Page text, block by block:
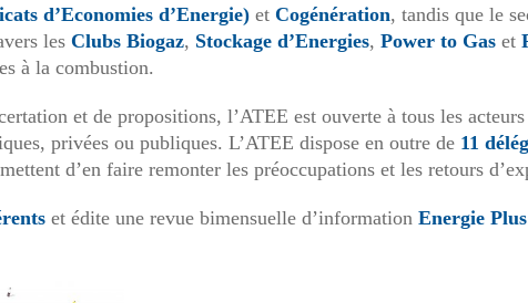
d’Economies d’Energie) et Cogénération, tandis que le
les Clubs Biogaz, Stockage d’Energies, Power to Gas et
à la combustion.
et de propositions, l’ATEE est ouverte à tous les
privées ou publiques. L’ATEE dispose en outre de 11
d’en faire remonter les préoccupations et les retours
et édite une revue bimensuelle d’information Energie Plus